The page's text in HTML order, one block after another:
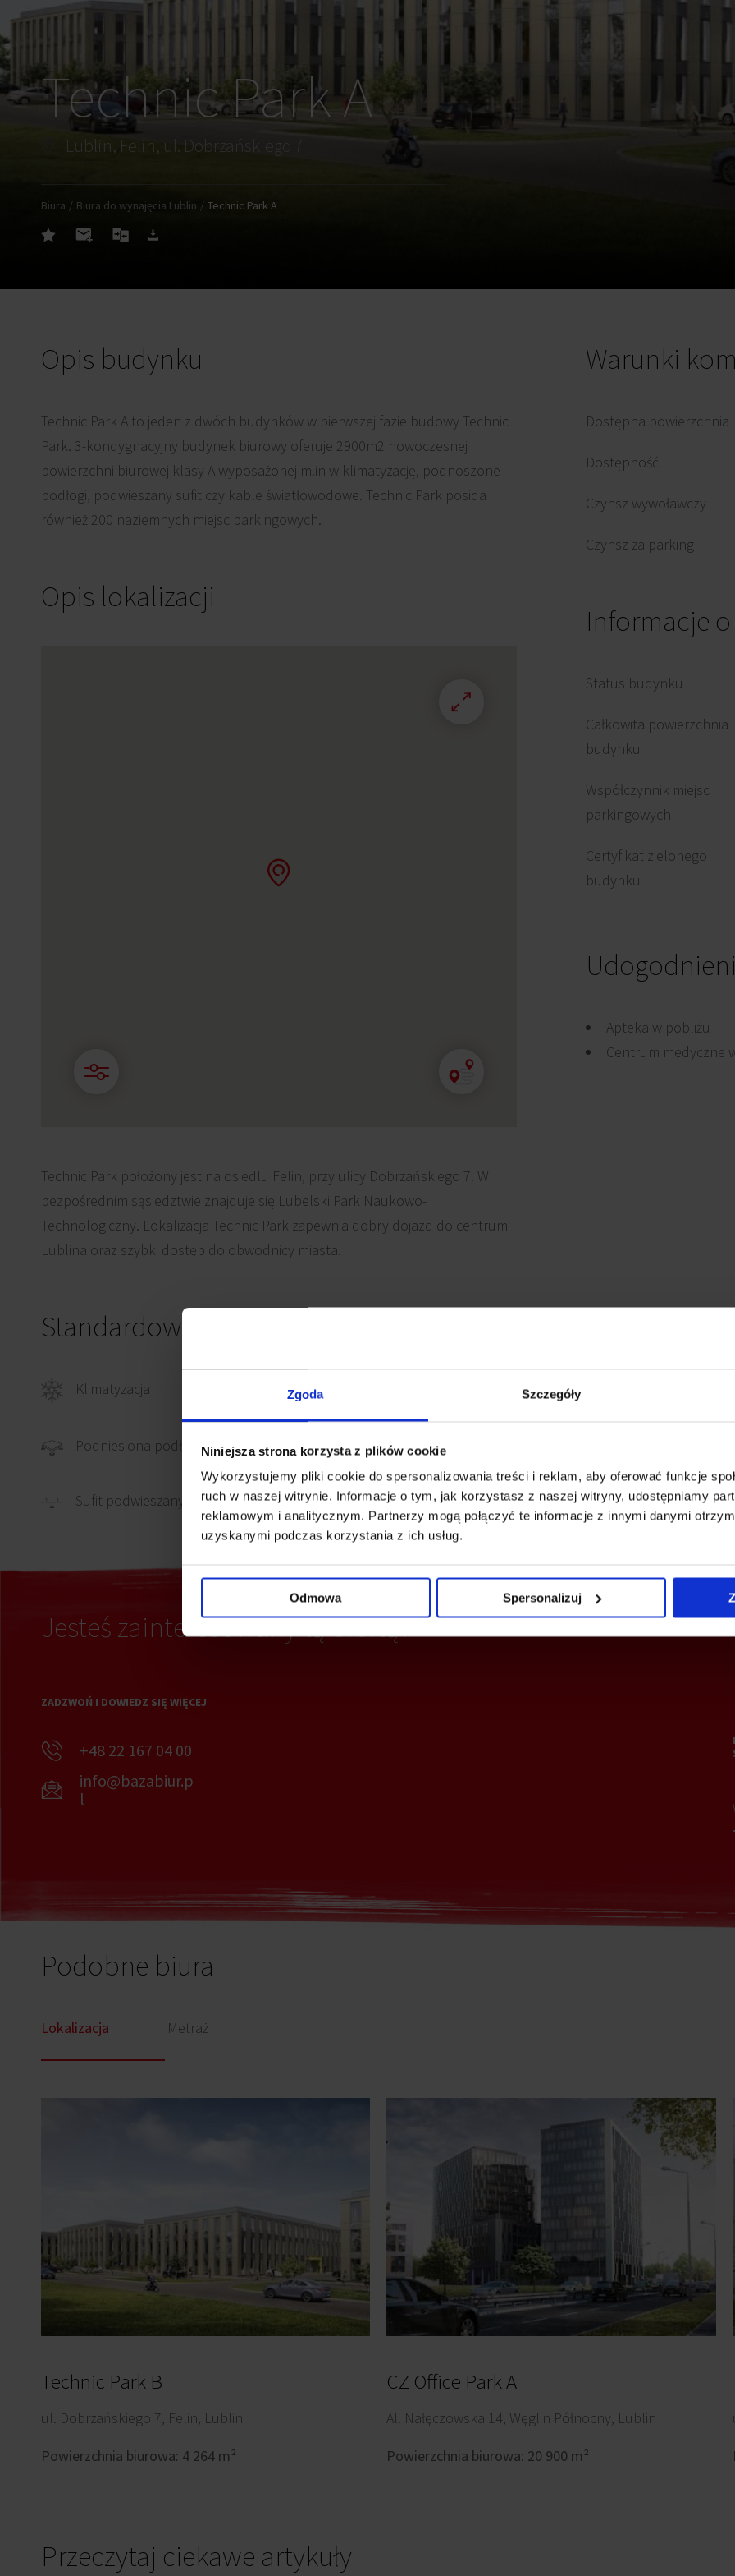
Zgoda Szczegóły
Niniejsza strona korzysta z plików cookie
Wykorzystujemy pliki cookie do spersonalizowania treści i reklam, aby oferować funkcje
ruch w naszej witrynie. Informacje o tym, jak korzystasz z naszej witryny, udostępniamy
reklamowym i analitycznym. Partnerzy mogą połączyć te informacje z innymi danymi
uzyskanymi podczas korzystania z ich usług.
Odmowa Spersonalizuj
Technic Park A
Lublin, Felin, ul. Dobrzańskiego 7
Biura Biura do wynajęcia Lublin Technic Park A
Opis budynku
Technic Park A to jeden z dwóch budynków w pierwszej fazie budowy Technic
Park. 3-kondygnacyjny budynek biurowy oferuje 2900m2 nowoczesnej
powierzchni biurowej klasy A wyposażonej m.in w klimatyzację, podnoszone
podłogi, podwieszany sufit czy kable światłowodowe. Technic Park posida
również 200 naziemnych miejsc parkingowych.
Opis lokalizacji
Technic Park położony jest na osiedlu Felin, przy ulicy Dobrzańskiego 7. W
bezpośrednim sąsiedztwie znajduje się Lubelski Park Naukowo-
Technologiczny. Lokalizacja Technic Park zapewnia dobry dojazd do centrum
Lublina oraz szybki dostęp do obwodnicy miasta.
Warunki
Dostępna powierzchnia
Dostępność
Czynsz wywoławczy
Czynsz za parking
Informacje
Status budynku
Całkowita powierzchnia
budynku
Współczynnik miejsc
parkingowych
Certyfikat zielonego
budynku
Apteka w pobliżu
Centrum medyczne
Standardowe wykończenie
Klimatyzacja
Podniesiona podłoga
Sufit podwieszany
Okablowanie komputerowe
Okablowanie elektryczne Kontrola dostępu
Jesteś zainteresowany tą ofertą?
ZADZWOŃ I DOWIEDZ SIĘ WIĘCEJ
+48 22 167 04 00
info@bazabiur.p
l
Podobne biura
Lokalizacja Metraż
Technic Park B
ul. Dobrzańskiego 7, Felin, Lublin
Powierzchnia biurowa: 4 264 m²
CZ Office Park A
Al. Nałęczowska 14, Węglin Północny, Lublin
Powierzchnia biurowa: 20 900 m²
Przeczytaj ciekawe artykuły